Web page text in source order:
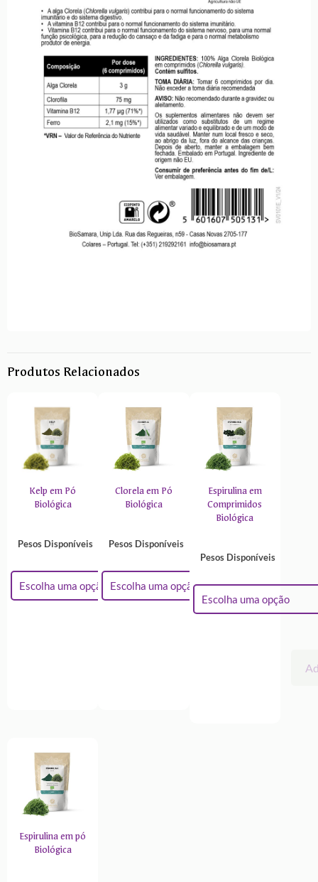
Produtos Relacionados
Kelp em Pó
Biológica
Pesos Disponíveis
Clorela em Pó
Biológica
Pesos Disponíveis
Espirulina em
Comprimidos
Biológica
Pesos Disponíveis
Espirulina em pó
Biológica